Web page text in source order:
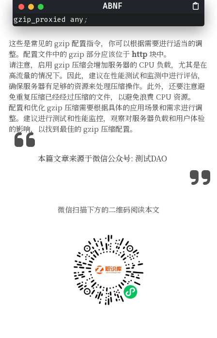
gzip_proxied any ;
这些是常见的 gzip 配置指令，你可以根据需要进行适当的调
整。配置文件中的 gzip 部分应该位于 http 块中。
请注意，启用 gzip 压缩会增加服务器的 CPU 负载，尤其是在
高流量的情况下。因此，建议在性能测试和监测中进行评估，
确保服务器有足够的资源来处理压缩操作。此外，还要注意避
免重复压缩已经经过压缩的文件，以避免浪费 CPU 资源。
配置和优化 gzip 压缩需要根据具体的应用场景和需求进行调
整。建议进行测试和性能监控，观察对服务器负载和用户体验
的影响，以找到最佳的 gzip 压缩配置。
本篇文章来源于微信公众号: 测试DAO
微信扫描下方的二维码阅读本文